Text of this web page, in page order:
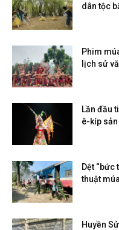
dân tộc
Phim
lịch sử
Lần đầu
ê-kíp sản
Dệt “bức
thuật múa
Huyền